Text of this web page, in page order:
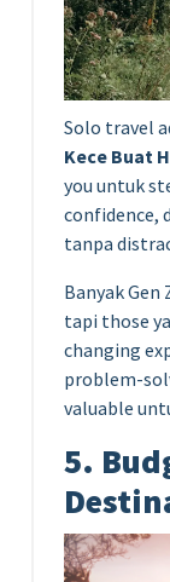
Solo travel
Kece Buat
you untuk
confidence,
tanpa
Banyak Gen
tapi those
changing
problem-
valuable
5.